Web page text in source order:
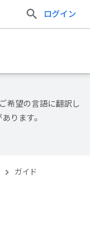
ログイン
希望の言語に翻訳し
ります。
ガイド